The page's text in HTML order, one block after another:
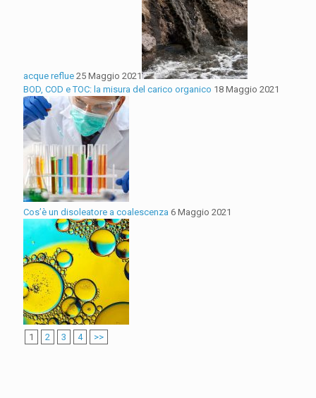
acque reflue 25 Maggio 2021
BOD, COD e TOC: la misura del carico organico 18 Maggio 2021
Cos’è un disoleatore a coalescenza 6 Maggio 2021
1 2 3 4 >>